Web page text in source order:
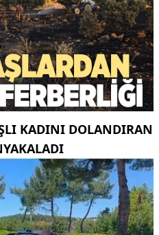
KADINI DOLANDIRAN